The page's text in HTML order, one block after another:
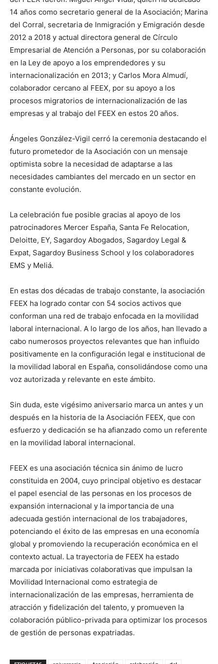
14 años como secretario general de la Asociación; Marina
del Corral, secretaria de Inmigración y Emigración desde
2012 a 2018 y actual directora general de Círculo
Empresarial de Atención a Personas, por su colaboración
en la Ley de apoyo a los emprendedores y su
internacionalización en 2013; y Carlos Mora Almudí,
colaborador cercano al FEEX, por su apoyo a los
procesos migratorios de internacionalización de las
empresas y al trabajo del FEEX en estos 20 años.
Ángeles González-Vigil cerró la ceremonia destacando el
futuro prometedor de la Asociación con un mensaje
optimista sobre la necesidad de adaptarse a las
necesidades cambiantes del mercado en un sector en
constante evolución.
La celebración fue posible gracias al apoyo de los
patrocinadores Mercer España, Santa Fe Relocation,
Deloitte, EY, Sagardoy Abogados, Sagardoy Legal &
Expat, Sagardoy Business School y los colaboradores
EMS y Meliá.
En estas dos décadas de trabajo constante, la asociación
FEEX ha logrado contar con 54 socios activos que
conforman una red de trabajo enfocada en la movilidad
laboral internacional. A lo largo de los años, han llevado a
cabo numerosos proyectos relevantes que han influido
positivamente en la configuración legal e institucional de
la movilidad laboral en España, consolidándose como una
voz autorizada y relevante en este ámbito.
Sin duda, este vigésimo aniversario marca un antes y un
después en la historia de la Asociación FEEX, que con
esfuerzo y dedicación se ha afianzado como un referente
en la movilidad laboral internacional.
FEEX es una asociación técnica sin ánimo de lucro
constituida en 2004, cuyo principal objetivo es destacar
el papel esencial de las personas en los procesos de
expansión internacional y la importancia de una
adecuada gestión internacional de los trabajadores,
potenciando el éxito de las empresas en una economía
global y promoviendo la recuperación económica en el
contexto actual. La trayectoria de FEEX ha estado
marcada por iniciativas colaborativas que impulsan la
Movilidad Internacional como estrategia de
internacionalización de las empresas, herramienta de
atracción y fidelización del talento, y promueven la
colaboración público-privada para optimizar los procesos
de gestión de personas expatriadas.